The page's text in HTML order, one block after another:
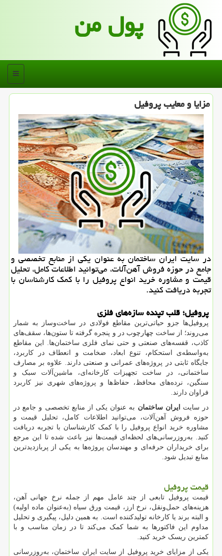
پول من
منو
مزایا و معایب پروفیل
در سایت ایران ساختمان به عنوان یکی از منابع تخصصی و
جامع در حوزه فروش آهن‌آلات، می‌توانید اطلاعات کامل، تحلیل
قیمت و مشاوره خرید انواع پروفیل را با کمک کارشناسان با
تجربه دریافت کنید.
پروفیل؛ قلب تپنده‌ سازه‌های فلزی
پروفیل‌ها جزو حیاتی‌ترین مقاطع فولادی در ساخت‌وساز به شمار
می‌روند؛ از ساخت چهارچوب در و پنجره گرفته تا ستون‌ها، سقف‌های
کاذب، قفسه‌های صنعتی و حتی نمای فلزی ساختمان‌ها. این مقاطع
به‌واسطه‌ی استحکام، تنوع ابعاد، ضخامت و انعطاف در کاربرد،
جایگاه ثابتی در پروژه‌های عمرانی و صنعتی دارند. علاوه بر مصارف
ساختمانی، در ساخت تجهیزات کارخانه‌ای، ماشین‌آلات سبک و
سنگین، نرده‌های محافظ، حفاظ‌ها و پروژه‌های شهری نیز کاربرد
فراوان دارند.
در سایت
ایران ساختمان به عنوان یکی از منابع تخصصی و جامع در
حوزه فروش آهن‌آلات، می‌توانید اطلاعات کامل، تحلیل قیمت و
مشاوره خرید انواع پروفیل را با کمک کارشناسان با تجربه دریافت
کنید. به‌روزرسانی‌های لحظه‌ای قیمت‌ها نیز باعث شده تا این مرجع
برای خریداران حرفه‌ای و مهندسان پروژه‌ها به یکی از پربازدیدترین
منابع تبدیل شود.
قیمت پروفیل
قیمت پروفیل تابعی از چند عامل مهم از جمله نرخ جهانی آهن،
هزینه‌های حمل‌ونقل، نرخ ارز، قیمت ورق سیاه (به‌عنوان ماده اولیه)
و البته برند یا کارخانه تولیدکننده است. به همین دلیل، پیگیری و تحلیل
مداوم این فاکتورها به شما کمک می‌کند تا در زمان مناسب و با
کمترین ریسک خرید کنید.
یکی از مزایای خرید پروفیل از سایت ایران ساختمان، به‌روزرسانی